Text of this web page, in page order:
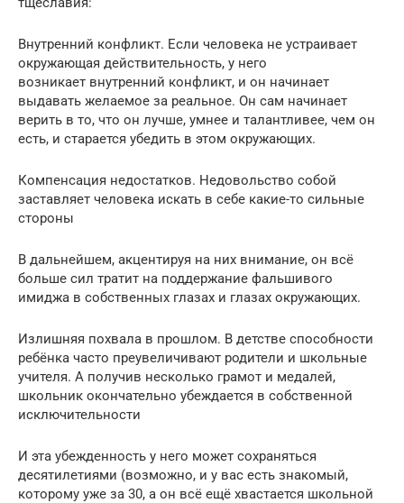
Внутренний конфликт. Если человека не устраивает
окружающая действительность, у него
возникает внутренний конфликт, и он начинает
выдавать желаемое за реальное. Он сам начинает
верить в то, что он лучше, умнее и талантливее, чем он
есть, и старается убедить в этом окружающих.
Компенсация недостатков. Недовольство собой
заставляет человека искать в себе какие-то сильные
стороны
В дальнейшем, акцентируя на них внимание, он всё
больше сил тратит на поддержание фальшивого
имиджа в собственных глазах и глазах окружающих.
Излишняя похвала в прошлом. В детстве способности
ребёнка часто преувеличивают родители и школьные
учителя. А получив несколько грамот и медалей,
школьник окончательно убеждается в собственной
исключительности
И эта убежденность у него может сохраняться
десятилетиями (возможно, и у вас есть знакомый,
которому уже за 30, а он всё ещё хвастается школьной